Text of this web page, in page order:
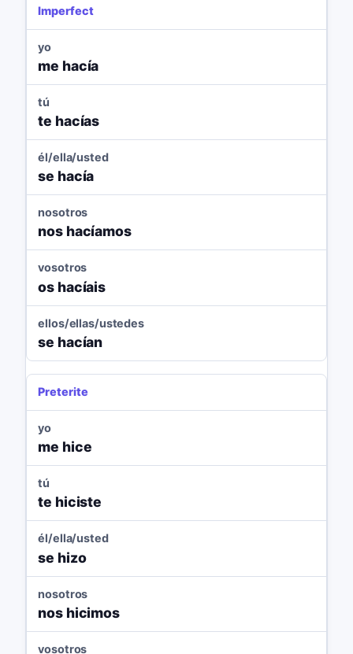
Imperfect
yo
me hacía
tú
te hacías
él/ella/usted
se hacía
nosotros
nos hacíamos
vosotros
os hacíais
ellos/ellas/ustedes
se hacían
Preterite
yo
me hice
tú
te hiciste
él/ella/usted
se hizo
nosotros
nos hicimos
vosotros